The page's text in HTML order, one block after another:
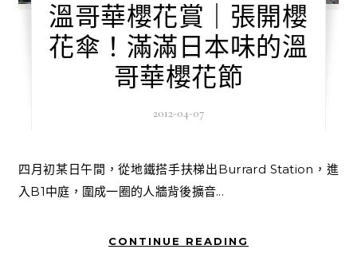
溫哥華櫻花賞｜張開櫻
花傘！滿滿日本味的溫
哥華櫻花節
2012-04-07
四月初某日午間，從地鐵搭手扶梯出Burrard Station，進
入B1中庭，圍成一圈的人牆背後擴音...
CONTINUE READING